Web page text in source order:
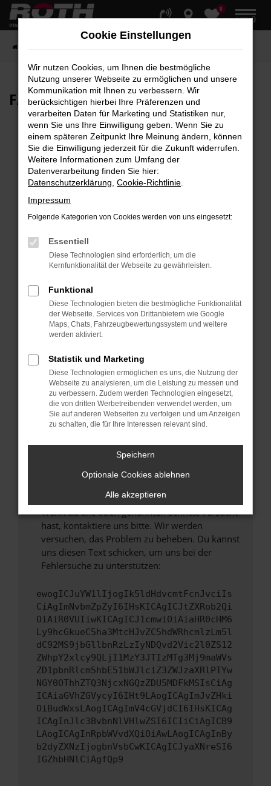
Zum
Hauptinhalt
0
MENÜ
FAHRZEUG-SHOWROOM
Fehler: Network Error
Beim Laden ist ein Fehler aufgetreten.
Hier sind ein paar Tipps, die dir helfen können:
Überprüfe deine Firewall und deine
Laden andere Webseiten, zum Beispiel deine
Suchmaschine?
Prüfe deine Browsererweiterungen.
Manche Erweiterungen, wie Werbeblocker,
können das Laden bestimmter Seiten
verhindern. Funktioniert die Seite in einem
anderen Browser oder in einem privaten
Fenster?
Starte dein Gerät neu.
Das kann manchmal helfen, vorübergehende
Probleme zu beheben.
Stelle sicher, dass dein Browser und dein
Betriebssystem auf dem neuesten Stand
sind.
Sicherheitsrisiko, sondern kann auch dazu
unterstützt werden.
Wende dich an den Webseitenbetreiber.
Wenn du alle oben genannten Schritte versucht
hast, kontaktiere uns bitte. Wir werden
versuchen, das Problem zu beheben. Du kannst
uns diesen Text schicken, um uns bei der
Fehlersuche zu unterstützen:
ewogICJuYW1lIjogIk5ldHdvcmtFcnJvciIs
CiAgImNvbmZpZyI6IHsKICAgICJtZXRob2Qi
OiAiR0VUIiwKICAgICJ1cmwiOiAiaHR0cHM6
Ly9hcGkueC5ha3MtcHJvZC5hdWRhcmlzLm5l
dC92MS9jbGllbnRzLzIyNDQvd2Vic2l0ZS12
ZWhpY2xlcy9QLjI1MzY3JTIzMTg3Mj9maWVs
ZD1pbnRlcm5hbE51bWJlciZ3ZWJzaXRlPTYw
NGY0OThhZTQ3NjcxNGQzZDU5MDFkMSIsCiAg
ICAiaGVhZGVycyI6IHt9LAogICAgImJvZHki
OiBudWxsLAogICAgImV4cGVjdCI6IHsKICAg
ICAgInJlc3BvbnNlVHlwZSI6ICIiCiAgICB9
LAogICAgInRpbWVvdXQiOiAwLAogICAgInBy
b2dyZXNzIjogbnVsbCwKICAgICJyaXNreSI6
IGZhbHNlCiAgfQp9
Cookie Einstellungen
Wir nutzen Cookies, um Ihnen die bestmögliche
Nutzung unserer Webseite zu ermöglichen und unsere
Kommunikation mit Ihnen zu verbessern. Wir
berücksichtigen hierbei Ihre Präferenzen und
verarbeiten Daten für Marketing und Statistiken nur,
wenn Sie uns Ihre Einwilligung geben. Wenn Sie zu
einem späteren Zeitpunkt Ihre Meinung ändern, können
Sie die Einwilligung jederzeit für die Zukunft widerrufen.
Weitere Informationen zum Umfang der
Datenverarbeitung finden Sie hier:
Datenschutzerklärung Cookie-Richtlinie
Impressum
Folgende Kategorien von Cookies werden von uns eingesetzt:
Essentiell
Diese Technologien sind erforderlich, um die
Kernfunktionalität der Webseite zu gewährleisten.
Funktional
Diese Technologien bieten die bestmögliche Funktionalität
der Webseite. Services von Drittanbietern wie Google
Maps, Chats, Fahrzeugbewertungssystem und weitere
werden aktiviert.
Statistik und Marketing
Diese Technologien ermöglichen es uns, die Nutzung der
Webseite zu analysieren, um die Leistung zu messen und
zu verbessern. Zudem werden Technologien eingesetzt,
die von dritten Werbetreibenden verwendet werden, um
Sie auf anderen Webseiten zu verfolgen und um Anzeigen
zu schalten, die für Ihre Interessen relevant sind.
Speichern
Optionale Cookies ablehnen
Alle akzeptieren